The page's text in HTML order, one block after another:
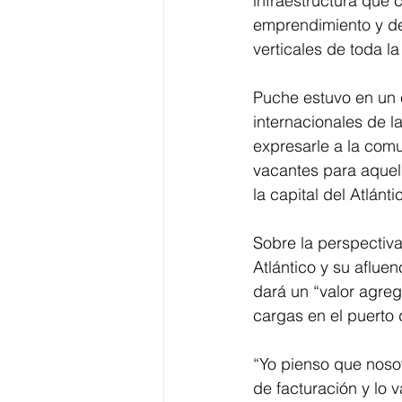
emprendimiento y
verticales de toda
Puche estuvo en
internacionales de
expresarle a la
vacantes para
la capital del
Sobre la
Atlántico y su
dará un “valor
cargas en el puerto
“Yo pienso que
de facturación y lo